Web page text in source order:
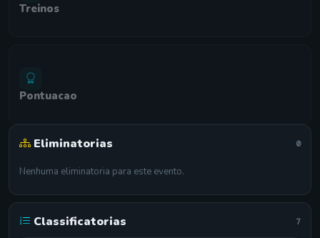
Treinos
Pontuacao
Eliminatorias 0
Nenhuma eliminatoria para este evento.
Classificatorias 7